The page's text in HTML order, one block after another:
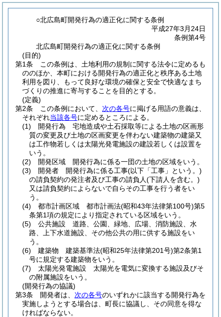
○北広島町開発行為の適正化に関する条例
平成27年3月24日
条例第4号
北広島町開発行為の適正化に関する条例
(目的)
第1条
この条例は、土地利用の規制に関する法令に定めるも
ののほか、本町における開発行為の適正化と秩序ある土地
利用を図り、もって良好な環境の確保と安全で快適なまち
づくりの推進に寄与することを目的とする。
(定義)
第2条
この条例において、 次の各号に掲げる用語の意義は、
それぞれ当該各号に定めるところによる。
(1)
開発行為 宅地造成や土石採取等による土地の区画形
質の変更及び土地の区画変更を伴わない建築物の建築又
は工作物若しくは太陽光発電施設の建設若しくは設置を
いう。
(2)
開発区域 開発行為に係る一団の土地の区域をいう。
(3)
開発者 開発行為に係る工事(以下「工事」という。)
の請負契約の発注者及び工事の請負人(下請人を含む。)
又は請負契約によらないで自らその工事を行う者をい
う。
(4)
都市計画区域 都市計画法(昭和43年法律第100号)第5
条第1項の規定により指定されている区域をいう。
(5)
公共施設 道路、公園、緑地、広場、消防施設、水
路、上下水道施設、その他公共の用に供する施設をい
う。
(6)
建築物 建築基準法(昭和25年法律第201号)第2条第1
号に規定する建築物をいう。
(7)
太陽光発電施設 太陽光を電気に変換する施設及びそ
の附属施設をいう。
(開発行為の協議)
第3条
開発者は、 次の各号のいずれかに該当する開発行為を
実施しようとする場合は、町長に協議し、その同意を得な
ければならない。